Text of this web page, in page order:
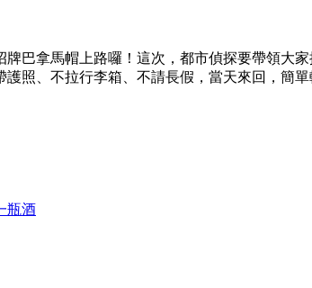
巴拿馬帽上路囉！這次，都市偵探要帶領大
照、不拉行李箱、不請長假，當天來回，簡
瓶酒